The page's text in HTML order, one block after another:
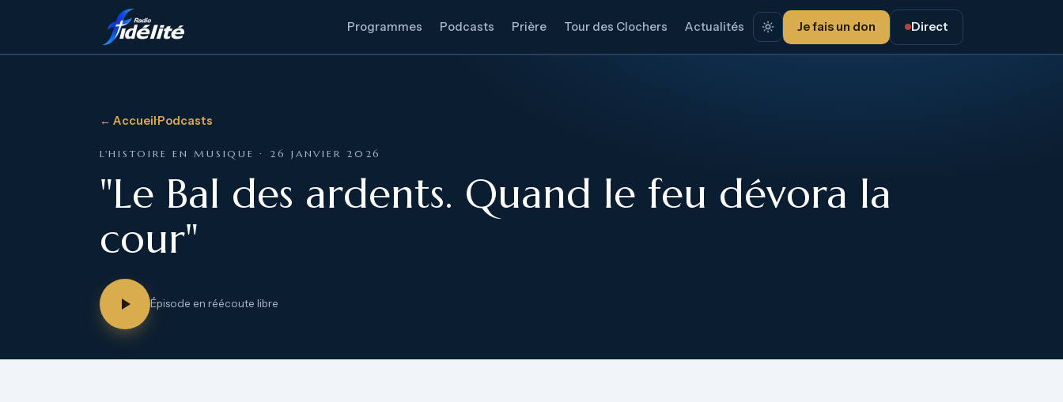
Programmes Podcasts Prière Tour des Clochers Actualités Je fais un don Direct
← Accueil·Podcasts
L'HISTOIRE EN MUSIQUE · 26 JANVIER 2026
"Le Bal des ardents. Quand le feu dévora la
cour"
Épisode en réécoute libre